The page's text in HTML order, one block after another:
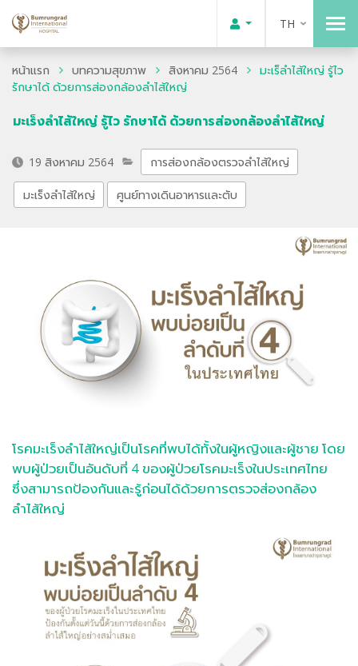
TH
หน้าแรก บทความสุขภาพ สิงหาคม 2564
มะเร็ลำไส้ใหญ่ รู้ไว
รักษาได้ ด้วยการส่องกล้องลำไส้ใหญ่
มะเร็งลำไส้ใหญ่ รู้ไว รักษาได้ ด้วยการส่องกล้องลำไส้ใหญ่
19 สิงหาคม 2564 การส่องกล้องตรวจลำไส้ใหญ่
มะเร็งลำไส้ใหญ่ ศูนย์ทางเดินอาหารและตับ
โรคมะเร็งลำไส้ใหญ่เป็นโรคที่พบได้ทั้งในผู้หญิงและผู้ชาย โดย
พบผู้ป่วยเป็นอันดับที่ 4 ของผู้ป่วยโรคมะเร็งในประเทศไทย
ซึ่งสามารถป้องกันและรู้ก่อนได้ด้วยการตรวจส่องกล้อง
ลำไส้ใหญ่